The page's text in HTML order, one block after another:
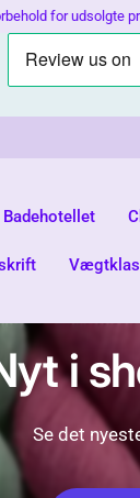
OBS! Jeg
Badehotellet
i
Se det